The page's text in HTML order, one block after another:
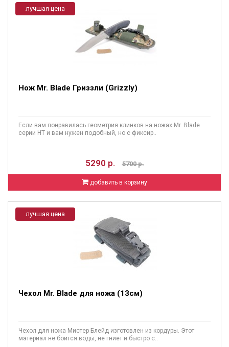
лучшая цена
Нож Mr. Blade Гриззли (Grizzly)
Если вам понравилась геометрия клинков на ножах Mr. Blade
серии HT и вам нужен подобный, но с фиксир..
5290 р. 5700 р.
добавить в корзину
лучшая цена
Чехол Mr. Blade для ножа (13см)
Чехол для ножа Мистер Блейд изготовлен из кордуры. Этот
материал не боится воды, не гниет и быстро с..